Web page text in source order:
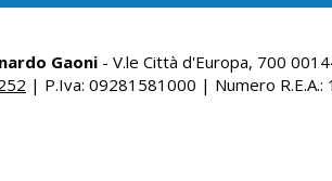
Gaoni - V.le Città d'Europa, 700
| P.Iva: 09281581000 | Numero R.E.A.: